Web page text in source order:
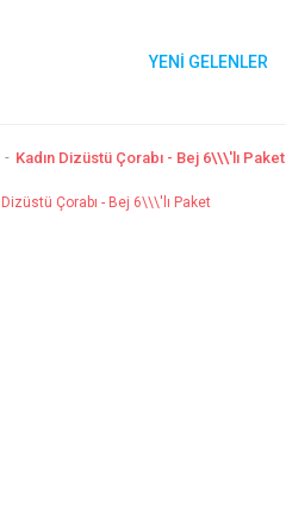
YENİ GELENLER
Kadın Dizüstü Çorabı - Bej 6\\\'lı Paket